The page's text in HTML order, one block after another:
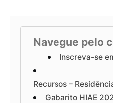
Navegue pelo
Inscreva-se
Recursos –
Gabarito HIAE